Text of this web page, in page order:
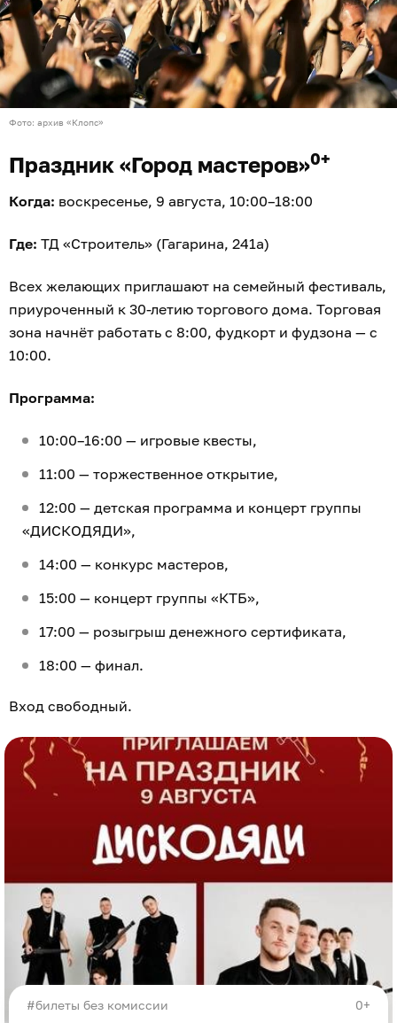
Фото: архив «Клопс»
Праздник «Город мастеров»0+
Когда: воскресенье, 9 августа, 10:00–18:00
Где: ТД «Строитель» (Гагарина, 241а)
Всех желающих приглашают на семейный фестиваль,
приуроченный к 30-летию торгового дома. Торговая
зона начнёт работать с 8:00, фудкорт и фудзона — с
10:00.
Программа:
10:00–16:00 — игровые квесты,
11:00 — торжественное открытие,
12:00 — детская программа и концерт группы
«ДИСКОДЯДИ»,
14:00 — конкурс мастеров,
15:00 — концерт группы «КТБ»,
17:00 — розыгрыш денежного сертификата,
18:00 — финал.
Вход свободный.
0+
#билеты без комиссии